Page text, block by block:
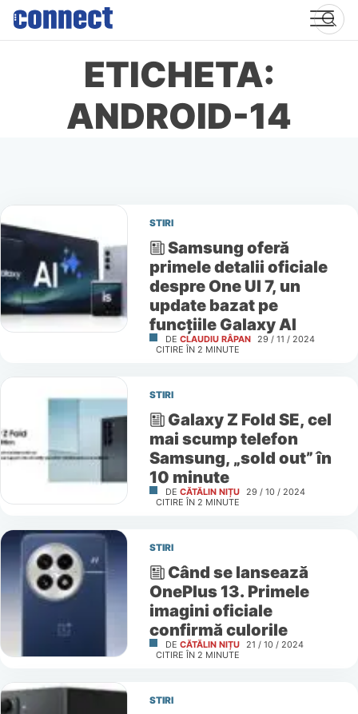
Skip
content
ETICHETA:
ANDROID-14
STIRI
Samsung oferă
primele detalii oficiale
despre One UI 7, un
update bazat pe
funcțiile Galaxy AI
DE CLAUDIU RÂPAN 29 / 11 / 2024
CITIRE ÎN 2 MINUTE
STIRI
Galaxy Z Fold SE, cel
mai scump telefon
Samsung, „sold out” în
10 minute
DE CĂTĂLIN NIȚU 29 / 10 / 2024
CITIRE ÎN 2 MINUTE
STIRI
Când se lansează
OnePlus 13. Primele
imagini oficiale
confirmă culorile
DE CĂTĂLIN NIȚU 21 / 10 / 2024
CITIRE ÎN 2 MINUTE
STIRI